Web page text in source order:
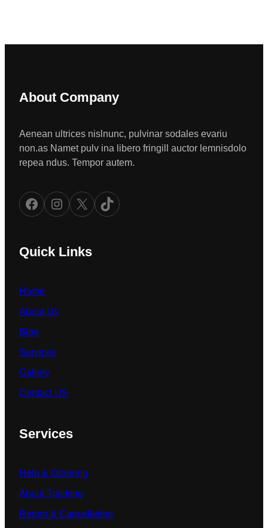
About Company
Aenean ultrices nislnunc, pulvinar sodales evariu
non.as Namet pulv ina libero fringill auctor lemnisdolo
repea ndus. Tempor autem.
Facebook Instagram X TikTok
Quick Links
Home
About Us
Blog
Services
Gallery
Contact US
Services
Help & Ordering
About Tracking
Return & Cancelletion